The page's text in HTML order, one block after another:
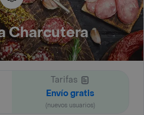
Charcutera
Tarifas
Envío gratis
(nuevos usuarios)